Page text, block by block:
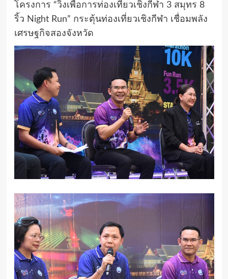
โครงการ “วิ่งเพื่อการท่องเที่ยวเชิงกีฬา 3 สมุทร 8
ริ้ว Night Run” กระตุ้นท่องเที่ยวเชิงกีฬา เชื่อมพลัง
เศรษฐกิจสองจังหวัด